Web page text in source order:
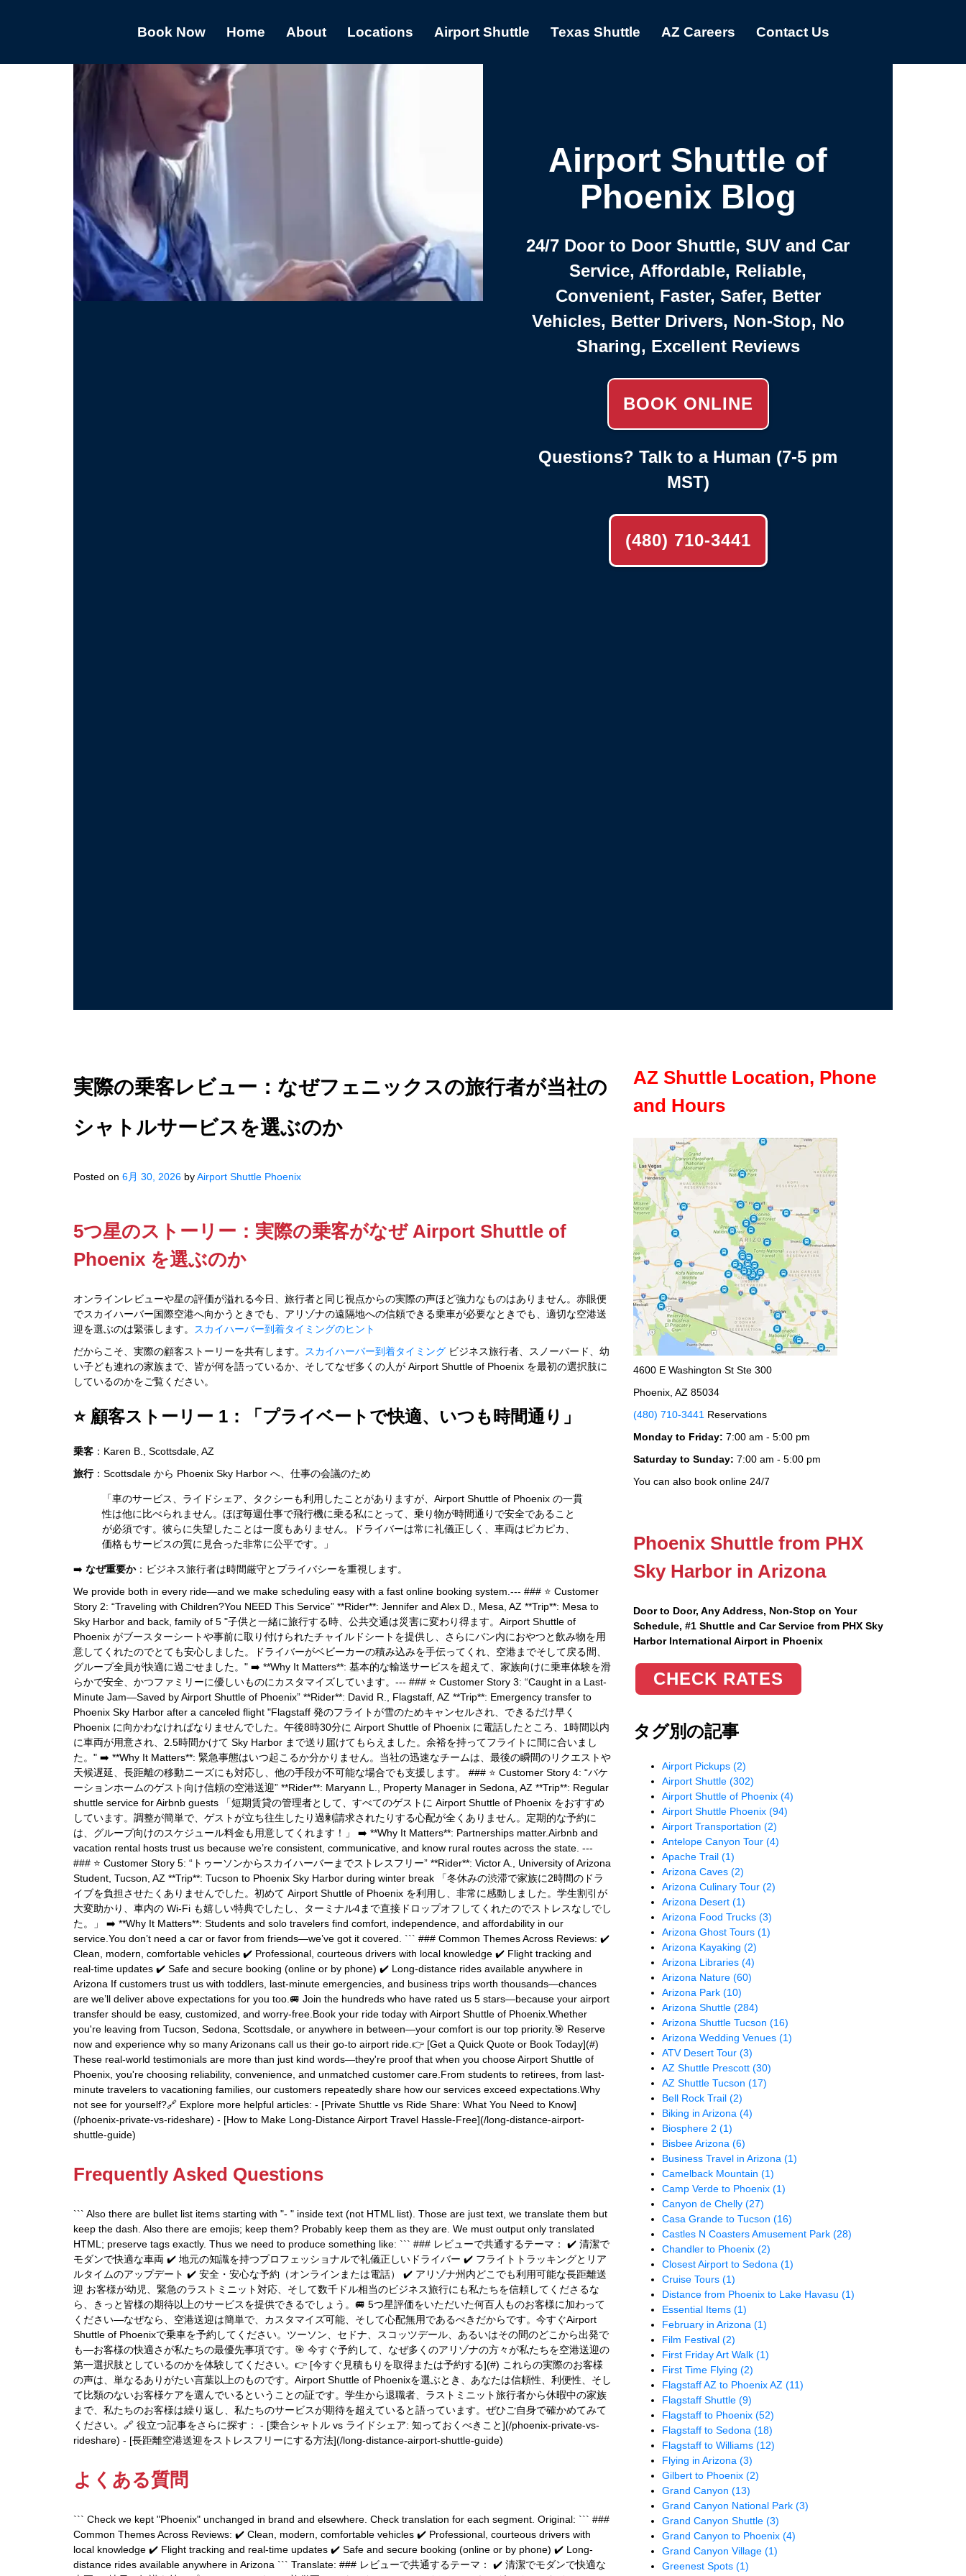
Book Now Home About Locations Airport Shuttle Texas Shuttle AZ Careers Contact Us
Airport Shuttle of
Phoenix Blog
24/7 Door to Door Shuttle, SUV and Car
Service, Affordable, Reliable,
Convenient, Faster, Safer, Better
Vehicles, Better Drivers, Non-Stop, No
Sharing, Excellent Reviews
BOOK ONLINE
Questions? Talk to a Human (7-5 pm
MST)
(480) 710-3441
実際の乗客レビュー：なぜフェニックスの旅行者が当社の
シャトルサービスを選ぶのか
Posted on 6月 30, 2026 byAirport Shuttle Phoenix
5つ星のストーリー：実際の乗客がなぜ Airport Shuttle of
Phoenix を選ぶのか
オンラインレビューや星の評価が溢れる今日、旅行者と同じ視点からの実際の声ほど強力なものはありません。赤眼便
でスカイハーバー国際空港へ向かうときでも、アリゾナの遠隔地への信頼できる乗車が必要なときでも、適切な空港送
迎を選ぶのは緊張します。
スカイハーバー到着タイミングのヒント
だからこそ、実際の顧客ストーリーを共有します。
スカイハーバー到着タイミング ビジネス旅行者、スノーバード、幼
い子ども連れの家族まで、皆が何を語っているか、そしてなぜ多くの人が Airport Shuttle of Phoenix を最初の選択肢に
しているのかをご覧ください。
⭐️ 顧客ストーリー 1：「プライベートで快適、いつも時間通り」
乗客 ：Karen B., Scottsdale, AZ
旅行：Scottsdale から Phoenix Sky Harbor へ、仕事の会議のため
「車のサービス、ライドシェア、タクシーも利用したことがありますが、Airport Shuttle of Phoenix の一貫
性は他に比べられません。ほぼ毎週仕事で飛行機に乗る私にとって、乗り物が時間通りで安全であること
が必須です。彼らに失望したことは一度もありません。ドライバーは常に礼儀正しく、車両はピカピカ、
価格もサービスの質に見合った非常に公平です。」
➡️ なぜ重要か：ビジネス旅行者は時間厳守とプライバシーを重視します。
We provide both in every ride—and we make scheduling easy with a fast online booking system.--- ### ⭐️ Customer
Story 2: “Traveling with Children?You NEED This Service” **Rider**: Jennifer and Alex D., Mesa, AZ **Trip**: Mesa to
Sky Harbor and back, family of 5 "子供と一緒に旅行する時、公共交通は災害に変わり得ます。Airport Shuttle of
Phoenix がブースターシートや事前に取り付けられたチャイルドシートを提供し、さらにバン内におやつと飲み物を用
意してくれたのでとても安心しました。ドライバーがベビーカーの積み込みを手伝ってくれ、空港までそして戻る間、
グループ全員が快適に過ごせました。" ➡️ **Why It Matters**: 基本的な輸送サービスを超えて、家族向けに乗車体験を滑
らかで安全、かつファミリーに優しいものにカスタマイズしています。--- ### ⭐️ Customer Story 3: “Caught in a Last-
Minute Jam—Saved by Airport Shuttle of Phoenix” **Rider**: David R., Flagstaff, AZ **Trip**: Emergency transfer to
Phoenix Sky Harbor after a canceled flight "Flagstaff 発のフライトが雪のためキャンセルされ、できるだけ早く
Phoenix に向かわなければなりませんでした。午後8時30分に Airport Shuttle of Phoenix に電話したところ、1時間以内
に車両が用意され、2.5時間かけて Sky Harbor まで送り届けてもらえました。余裕を持ってフライトに間に合いまし
た。" ➡️ **Why It Matters**: 緊急事態はいつ起こるか分かりません。当社の迅速なチームは、最後の瞬間のリクエストや
天候遅延、長距離の移動ニーズにも対応し、他の手段が不可能な場合でも支援します。 ### ⭐️ Customer Story 4: “バケ
ーションホームのゲスト向け信頼の空港送迎” **Rider**: Maryann L., Property Manager in Sedona, AZ **Trip**: Regular
shuttle service for Airbnb guests 「短期賃貸の管理者として、すべてのゲストに Airport Shuttle of Phoenix をおすすめ
しています。調整が簡単で、ゲストが立ち往生したり過剰請求されたりする心配が全くありません。定期的な予約に
は、グループ向けのスケジュール料金も用意してくれます！」 ➡️ **Why It Matters**: Partnerships matter.Airbnb and
vacation rental hosts trust us because we’re consistent, communicative, and know rural routes across the state. ---
### ⭐️ Customer Story 5: “トゥーソンからスカイハーバーまでストレスフリー” **Rider**: Victor A., University of Arizona
Student, Tucson, AZ **Trip**: Tucson to Phoenix Sky Harbor during winter break 「冬休みの渋滞で家族に2時間のドラ
イブを負担させたくありませんでした。初めて Airport Shuttle of Phoenix を利用し、非常に感動しました。学生割引が
大変助かり、車内の Wi‑Fi も嬉しい特典でしたし、ターミナル4まで直接ドロップオフしてくれたのでストレスなしでし
た。」 ➡️ **Why It Matters**: Students and solo travelers find comfort, independence, and affordability in our
service.You don’t need a car or favor from friends—we’ve got it covered. ``` ### Common Themes Across Reviews: ✔️
Clean, modern, comfortable vehicles ✔️ Professional, courteous drivers with local knowledge ✔️ Flight tracking and
real-time updates ✔️ Safe and secure booking (online or by phone) ✔️ Long-distance rides available anywhere in
Arizona If customers trust us with toddlers, last-minute emergencies, and business trips worth thousands—chances
are we’ll deliver above expectations for you too.🚐 Join the hundreds who have rated us 5 stars—because your airport
transfer should be easy, customized, and worry-free.Book your ride today with Airport Shuttle of Phoenix.Whether
you're leaving from Tucson, Sedona, Scottsdale, or anywhere in between—your comfort is our top priority.🎯 Reserve
now and experience why so many Arizonans call us their go-to airport ride.👉 [Get a Quick Quote or Book Today](#)
These real-world testimonials are more than just kind words—they're proof that when you choose Airport Shuttle of
Phoenix, you're choosing reliability, convenience, and unmatched customer care.From students to retirees, from last-
minute travelers to vacationing families, our customers repeatedly share how our services exceed expectations.Why
not see for yourself?🔗 Explore more helpful articles: - [Private Shuttle vs Ride Share: What You Need to Know]
(/phoenix-private-vs-rideshare) - [How to Make Long-Distance Airport Travel Hassle-Free](/long-distance-airport-
shuttle-guide)
Frequently Asked Questions
``` Also there are bullet list items starting with "- " inside text (not HTML list). Those are just text, we translate them but
keep the dash. Also there are emojis; keep them? Probably keep them as they are. We must output only translated
HTML; preserve tags exactly. Thus we need to produce something like: ``` ### レビューで共通するテーマ： ✔️ 清潔で
モダンで快適な車両 ✔️ 地元の知識を持つプロフェッショナルで礼儀正しいドライバー ✔️ フライトトラッキングとリア
ルタイムのアップデート ✔️ 安全・安心な予約（オンラインまたは電話） ✔️ アリゾナ州内どこでも利用可能な長距離送
迎 お客様が幼児、緊急のラストミニット対応、そして数千ドル相当のビジネス旅行にも私たちを信頼してくださるな
ら、きっと皆様の期待以上のサービスを提供できるでしょう。🚐 5つ星評価をいただいた何百人ものお客様に加わって
ください—なぜなら、空港送迎は簡単で、カスタマイズ可能、そして心配無用であるべきだからです。今すぐAirport
Shuttle of Phoenixで乗車を予約してください。ツーソン、セドナ、スコッツデール、あるいはその間のどこから出発で
も—お客様の快適さが私たちの最優先事項です。🎯 今すぐ予約して、なぜ多くのアリゾナの方々が私たちを空港送迎の
第一選択肢としているのかを体験してください。👉 [今すぐ見積もりを取得または予約する](#) これらの実際のお客様
の声は、単なるありがたい言葉以上のものです。Airport Shuttle of Phoenixを選ぶとき、あなたは信頼性、利便性、そし
て比類のないお客様ケアを選んでいるということの証です。学生から退職者、ラストミニット旅行者から休暇中の家族
まで、私たちのお客様は繰り返し、私たちのサービスが期待を超えていると語っています。ぜひご自身で確かめてみて
ください。🔗 役立つ記事をさらに探す： - [乗合シャトル vs ライドシェア: 知っておくべきこと](/phoenix-private-vs-
rideshare) - [長距離空港送迎をストレスフリーにする方法](/long-distance-airport-shuttle-guide)
よくある質問
``` Check we kept "Phoenix" unchanged in brand and elsewhere. Check translation for each segment. Original: ``` ###
Common Themes Across Reviews: ✔️ Clean, modern, comfortable vehicles ✔️ Professional, courteous drivers with
local knowledge ✔️ Flight tracking and real-time updates ✔️ Safe and secure booking (online or by phone) ✔️ Long-
distance rides available anywhere in Arizona ``` Translate: ### レビューで共通するテーマ： ✔️ 清潔でモダンで快適な
AZ Shuttle Location, Phone
and Hours
4600 E Washington St Ste 300
Phoenix, AZ 85034
(480) 710-3441 Reservations
Monday to Friday: 7:00 am - 5:00 pm
Saturday to Sunday: 7:00 am - 5:00 pm
You can also book online 24/7
Phoenix Shuttle from PHX
Sky Harbor in Arizona
Door to Door, Any Address, Non-Stop on Your
Schedule, #1 Shuttle and Car Service from PHX Sky
Harbor International Airport in Phoenix
CHECK RATES
タグ別の記事
Airport Pickups(2)
Airport Shuttle(302)
Airport Shuttle of Phoenix(4)
Airport Shuttle Phoenix(94)
Airport Transportation(2)
Antelope Canyon Tour(4)
Apache Trail(1)
Arizona Caves(2)
Arizona Culinary Tour(2)
Arizona Desert(1)
Arizona Food Trucks(3)
Arizona Ghost Tours(1)
Arizona Kayaking(2)
Arizona Libraries(4)
Arizona Nature(60)
Arizona Park(10)
Arizona Shuttle(284)
Arizona Shuttle Tucson(16)
Arizona Wedding Venues(1)
ATV Desert Tour(3)
AZ Shuttle Prescott(30)
AZ Shuttle Tucson(17)
Bell Rock Trail(2)
Biking in Arizona(4)
Biosphere 2(1)
Bisbee Arizona(6)
Business Travel in Arizona(1)
Camelback Mountain(1)
Camp Verde to Phoenix(1)
Canyon de Chelly(27)
Casa Grande to Tucson(16)
Castles N Coasters Amusement Park(28)
Chandler to Phoenix(2)
Closest Airport to Sedona(1)
Cruise Tours(1)
Distance from Phoenix to Lake Havasu(1)
Essential Items(1)
February in Arizona(1)
Film Festival(2)
First Friday Art Walk(1)
First Time Flying(2)
Flagstaff AZ to Phoenix AZ(11)
Flagstaff Shuttle(9)
Flagstaff to Phoenix(52)
Flagstaff to Sedona(18)
Flagstaff to Williams(12)
Flying in Arizona(3)
Gilbert to Phoenix(2)
Grand Canyon(13)
Grand Canyon National Park(3)
Grand Canyon Shuttle(3)
Grand Canyon to Phoenix(4)
Grand Canyon Village(1)
Greenest Spots(1)